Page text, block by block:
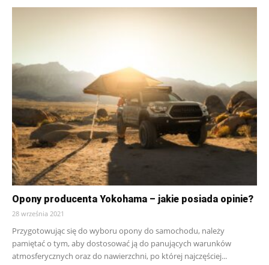
Opony producenta Yokohama – jakie posiada opinie?
28 września 2021
Przygotowując się do wyboru opony do samochodu, należy
pamiętać o tym, aby dostosować ją do panujących warunków
atmosferycznych oraz do nawierzchni, po której najczęściej...